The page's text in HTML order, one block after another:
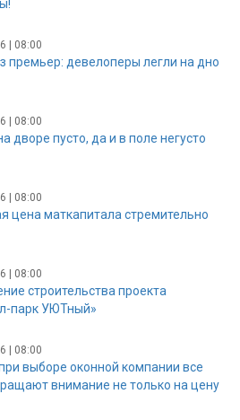
| 08:00
премьер: девелоперы легли на дно
| 08:00
дворе пусто, да и в поле негусто
| 08:00
цена маткапитала стремительно
| 08:00
строительства проекта
парк УЮТный»
| 08:00
выборе оконной компании все
внимание не только на цену